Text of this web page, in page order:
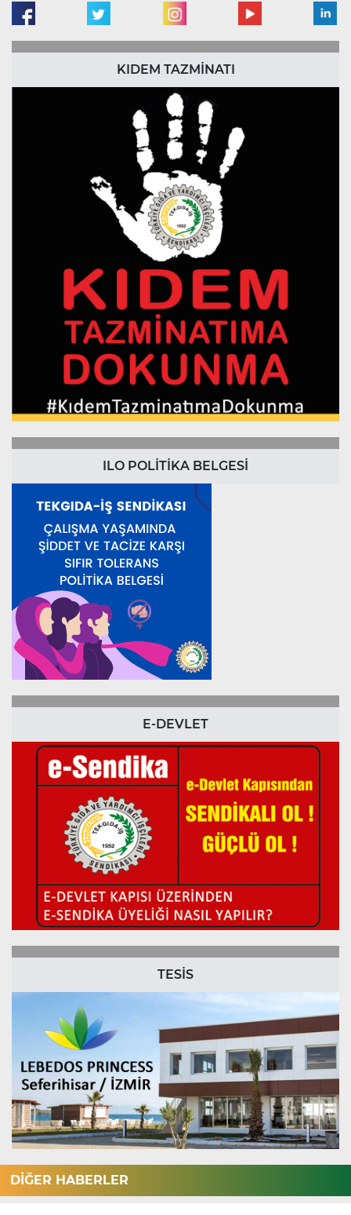
KIDEM TAZMİNATI
ILO POLİTİKA BELGESİ
E-DEVLET
TESİS
DİĞER HABERLER